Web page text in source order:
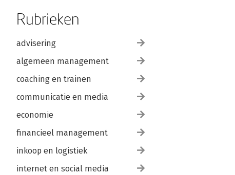
Rubrieken
advisering
algemeen management
coaching en trainen
communicatie en media
economie
financieel management
inkoop en logistiek
internet en social media